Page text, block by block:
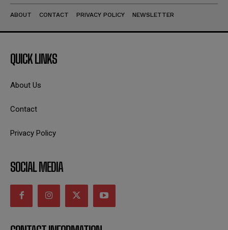
ABOUT CONTACT PRIVACY POLICY NEWSLETTER
QUICK LINKS
About Us
Contact
Privacy Policy
SOCIAL MEDIA